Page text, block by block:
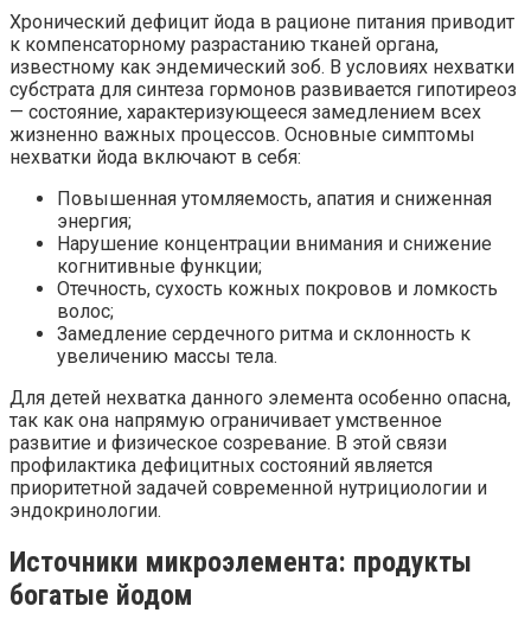
Хронический дефицит йода в рационе питания приводит
к компенсаторному разрастанию тканей органа,
известному как эндемический зоб. В условиях нехватки
субстрата для синтеза гормонов развивается гипотиреоз
— состояние, характеризующееся замедлением всех
жизненно важных процессов. Основные симптомы
нехватки йода включают в себя:
Повышенная утомляемость, апатия и сниженная
энергия;
Нарушение концентрации внимания и снижение
когнитивные функции;
Отечность, сухость кожных покровов и ломкость
волос;
Замедление сердечного ритма и склонность к
увеличению массы тела.
Для детей нехватка данного элемента особенно опасна,
так как она напрямую ограничивает умственное
развитие и физическое созревание. В этой связи
профилактика дефицитных состояний является
приоритетной задачей современной нутрициологии и
эндокринологии.
Источники микроэлемента: продукты
богатые йодом